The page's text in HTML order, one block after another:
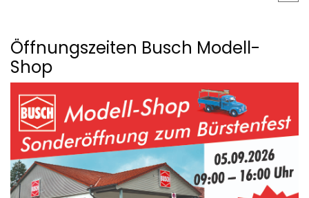
Öffnungszeiten Busch Modell-
Shop